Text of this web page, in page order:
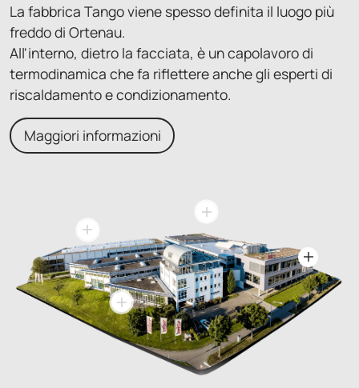
La fabbrica Tango viene spesso definita il luogo più
freddo di Ortenau.
All'interno, dietro la facciata, è un capolavoro di
termodinamica che fa riflettere anche gli esperti di
riscaldamento e condizionamento.
Maggiori informazioni